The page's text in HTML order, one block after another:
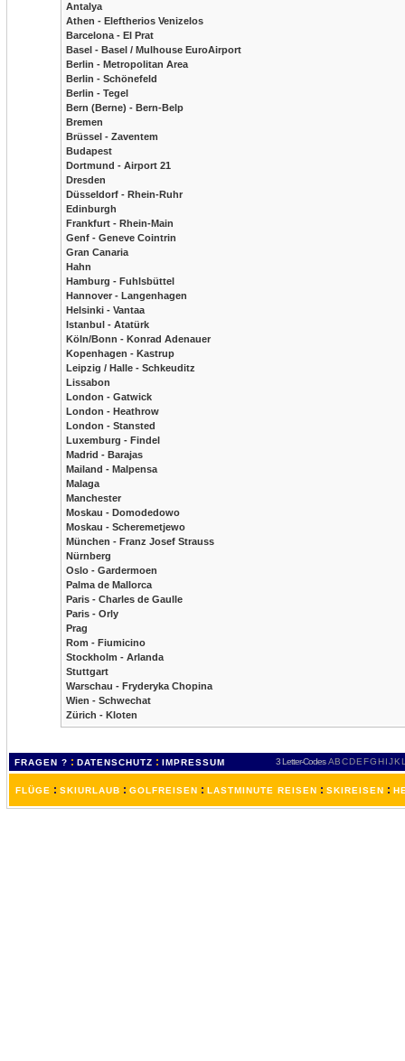
Antalya
Athen - Eleftherios Venizelos
Barcelona - El Prat
Basel - Basel / Mulhouse EuroAirport
Berlin - Metropolitan Area
Berlin - Schönefeld
Berlin - Tegel
Bern (Berne) - Bern-Belp
Bremen
Brüssel - Zaventem
Budapest
Dortmund - Airport 21
Dresden
Düsseldorf - Rhein-Ruhr
Edinburgh
Frankfurt - Rhein-Main
Genf - Geneve Cointrin
Gran Canaria
Hahn
Hamburg - Fuhlsbüttel
Hannover - Langenhagen
Helsinki - Vantaa
Istanbul - Atatürk
Köln/Bonn - Konrad Adenauer
Kopenhagen - Kastrup
Leipzig / Halle - Schkeuditz
Lissabon
London - Gatwick
London - Heathrow
London - Stansted
Luxemburg - Findel
Madrid - Barajas
Mailand - Malpensa
Malaga
Manchester
Moskau - Domodedowo
Moskau - Scheremetjewo
München - Franz Josef Strauss
Nürnberg
Oslo - Gardermoen
Palma de Mallorca
Paris - Charles de Gaulle
Paris - Orly
Prag
Rom - Fiumicino
Stockholm - Arlanda
Stuttgart
Warschau - Fryderyka Chopina
Wien - Schwechat
Zürich - Kloten
FRAGEN ? : DATENSCHUTZ : IMPRESSUM 3 Letter-Codes ABCDEFGH IJKL
FLÜGE : SKIURLAUB : GOLFREISEN : LASTMINUTE REISEN : SKIREISEN :